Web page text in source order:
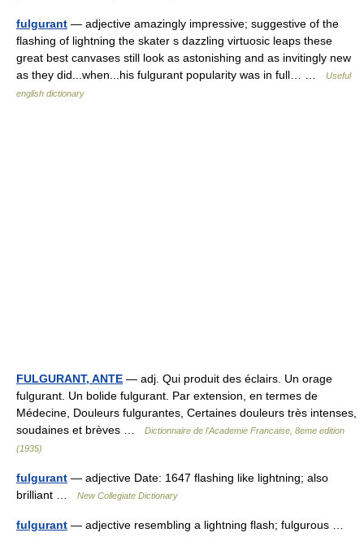
fulgurant — adjective amazingly impressive; suggestive of the
flashing of lightning the skater s dazzling virtuosic leaps these
great best canvases still look as astonishing and as invitingly new
as they did...when...his fulgurant popularity was in full… …
Useful
english dictionary
FULGURANT, ANTE — adj. Qui produit des éclairs. Un orage
fulgurant. Un bolide fulgurant. Par extension, en termes de
Médecine, Douleurs fulgurantes, Certaines douleurs très intenses,
soudaines et brèves …
Dictionnaire de l'Academie Francaise, 8eme edition
(1935)
fulgurant — adjective Date: 1647 flashing like lightning; also
brilliant …
New Collegiate Dictionary
fulgurant — adjective resembling a lightning flash; fulgurous …